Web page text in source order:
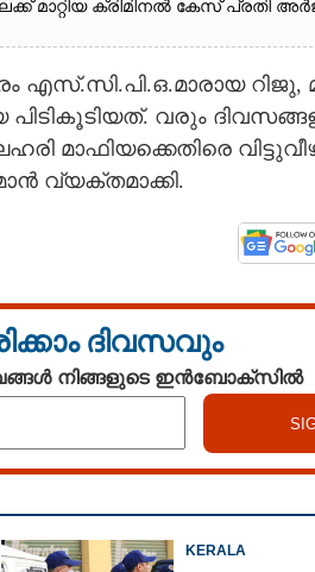
മാറ്റിയ ക്രിമിനൽ കേസ് പ്രതി
എസ്.സി.പി.ഒ.മാരായ
വരും
മാഫിയക്കെതിരെ
വ്യക്തമാക്കി.
ദിവസവും
നിങ്ങളുടെ ഇൻബോക്സിൽ
KERALA